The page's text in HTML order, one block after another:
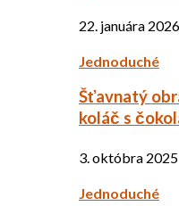
22. januára 2026
Jednoduché
Šťavnatý
koláč s
3. októbra 2025
Jednoduché